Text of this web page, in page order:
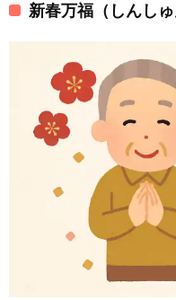
新春万福（しんしゅ